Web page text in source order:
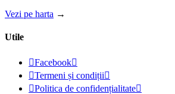
Vezi pe harta →
Utile
Facebook
Termeni și condiții
Politica de confidențialitate